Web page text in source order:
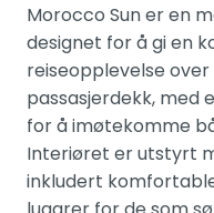
Morocco Sun er en
designet for å gi en
reiseopplevelse
passasjerdekk, med
for å imøtekomme
Interiøret er utstyrt
inkludert